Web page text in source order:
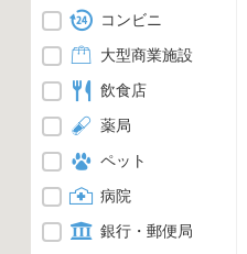
コンビニ
大型商業施設
飲食店
薬局
ペット
病院
銀行・郵便局